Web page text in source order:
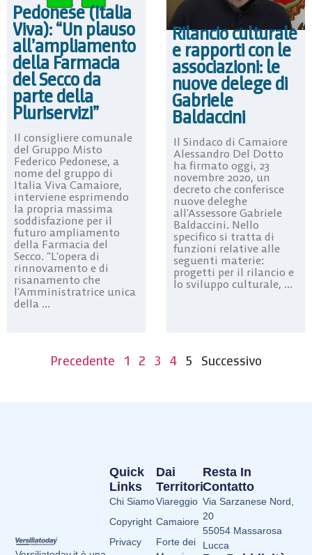
Pedonese (Italia
Viva): “Un plauso
all’ampliamento
della Farmacia
del Secco da
parte della
Pluriservizi”
Il consigliere comunale
del Gruppo Misto
Federico Pedonese, a
nome del gruppo di
Italia Viva Camaiore,
interviene esprimendo
la propria massima
soddisfazione per il
futuro ampliamento
della Farmacia del
Secco. “L’opera di
rinnovamento e di
risanamento che
l’Amministratrice unica
della ...
Rilancio culturale
e rapporti con le
associazioni: le
nuove delege di
Gabriele
Baldaccini
Il Sindaco di Camaiore
Alessandro Del Dotto
ha firmato oggi, 23
novembre 2020, un
decreto che conferisce
nuove deleghe
all’Assessore Gabriele
Baldaccini. Nello
specifico si tratta di
funzioni relative alle
seguenti materie:
progetti per il rilancio e
lo sviluppo culturale, ...
Precedente 1 2 3 4 5 Successivo
Dai
Territori
Viareggio
Camaiore
Forte dei
Quick
Links
Chi Siamo
Copyright
Privacy
Resta In
Contatto
Via Sarzanese Nord,
20
55054 Massarosa
Lucca